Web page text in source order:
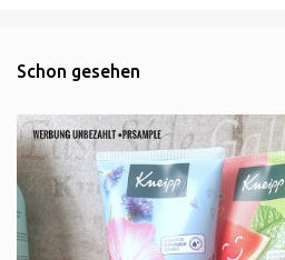
Schon gesehen